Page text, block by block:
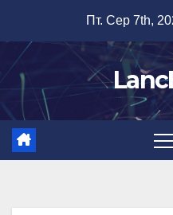
вмісту
Пт. Сер 7th,